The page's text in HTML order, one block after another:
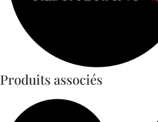
Produits associés